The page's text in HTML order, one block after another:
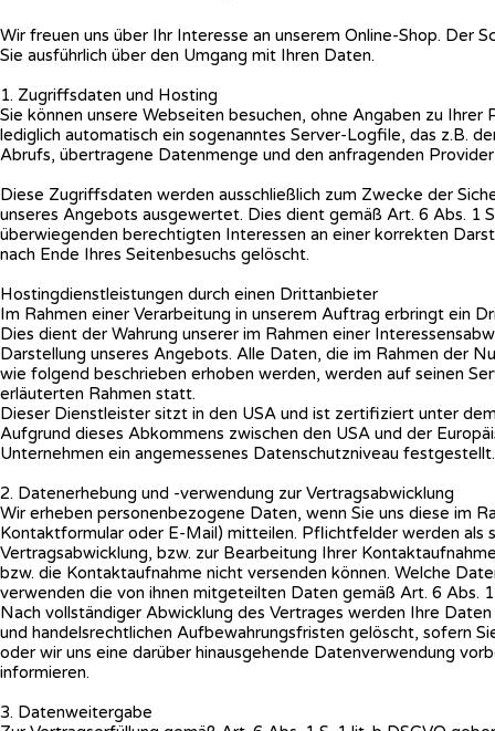
Wir freuen uns über Ihr Interesse an unserem Online-Shop. Der
Sie ausführlich über den Umgang mit Ihren Daten.
1. Zugriffsdaten und Hosting
Sie können unsere Webseiten besuchen, ohne Angaben zu
lediglich automatisch ein sogenanntes Server-Logfile, das z.B.
Abrufs, übertragene Datenmenge und den anfragenden
Diese Zugriffsdaten werden ausschließlich zum Zwecke der
unseres Angebots ausgewertet. Dies dient gemäß Art. 6 Abs. 1
überwiegenden berechtigten Interessen an einer korrekten
nach Ende Ihres Seitenbesuchs gelöscht.
Hostingdienstleistungen durch einen Drittanbieter
Im Rahmen einer Verarbeitung in unserem Auftrag erbringt ein
Dies dient der Wahrung unserer im Rahmen einer
Darstellung unseres Angebots. Alle Daten, die im Rahmen der
wie folgend beschrieben erhoben werden, werden auf seinen
erläuterten Rahmen statt.
Dieser Dienstleister sitzt in den USA und ist zertifiziert unter
Aufgrund dieses Abkommens zwischen den USA und der
Unternehmen ein angemessenes Datenschutzniveau festgestellt.
2. Datenerhebung und -verwendung zur Vertragsabwicklung
Wir erheben personenbezogene Daten, wenn Sie uns diese im
Kontaktformular oder E-Mail) mitteilen. Pflichtfelder werden als
Vertragsabwicklung, bzw. zur Bearbeitung Ihrer
bzw. die Kontaktaufnahme nicht versenden können. Welche
verwenden die von ihnen mitgeteilten Daten gemäß Art. 6 Abs.
Nach vollständiger Abwicklung des Vertrages werden Ihre
und handelsrechtlichen Aufbewahrungsfristen gelöscht, sofern
oder wir uns eine darüber hinausgehende Datenverwendung
informieren.
3. Datenweitergabe